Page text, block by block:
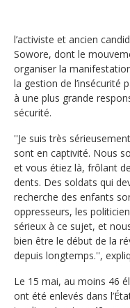
l’activiste et ancien
Sowore, dont le
organiser la
la gestion de l’insécurité
à une plus grande
sécurité.
''Je suis très
sont en captivité. Nous
et vous étiez là, frôlant
dents. Des soldats qui
recherche des enfants
oppresseurs, les
sérieux à ce sujet, et
bien être le début de la
depuis longtemps.'',
Le 15 mai, au moins 46
ont été enlevés dans